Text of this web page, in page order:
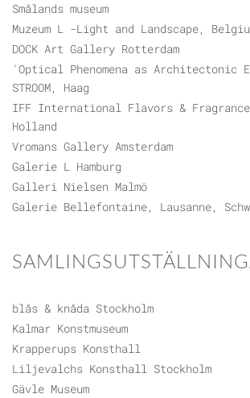
Smålands museum
Muzeum L -Light and Landscape,
DOCK Art Gallery Rotterdam
'Optical Phenomena as Architectonic
STROOM, Haag
IFF International Flavors &
Holland
Vromans Gallery Amsterdam
Galerie L Hamburg
Galleri Nielsen Malmö
Galerie Bellefontaine, Lausanne,
blås & knåda Stockholm
Kalmar Konstmuseum
Krapperups Konsthall
Liljevalchs Konsthall Stockholm
Gävle Museum